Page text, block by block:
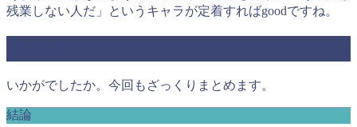
残業しない人だ」というキャラが定着すればgoodですね。
いかがでしたか。今回もざっくりまとめます。
結論